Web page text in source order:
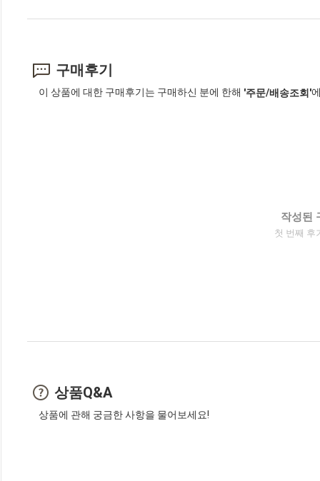
구매후기
이 상품에 대한 구매후기는 구매하신 분에 한해 '주문/배송조회'
작성된
첫 번째 후
상품Q&A
상품에 관해 궁금한 사항을 물어보세요!